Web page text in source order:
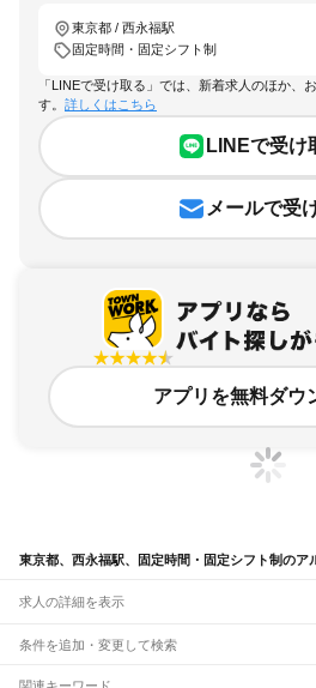
東京都 / 西永福駅
固定時間・固定シフト制
「LINEで受け取る」では、新着求人のほか、
す。 詳しくはこちら
LINEで受け
メールで受
アプリを無料ダウ
東京都、西永福駅、固定時間・固定シフト制のア
求人の詳細を表示
条件を追加・変更して検索
市区町村を追加・変更